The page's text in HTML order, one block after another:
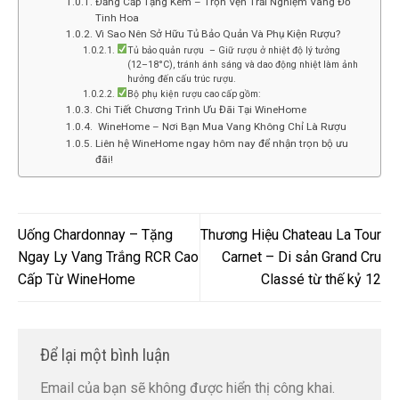
Tinh Hoa
Vì Sao Nên Sở Hữu Tủ Bảo Quản Và Phụ Kiện Rượu?
Tủ bảo quản rượu – Giữ rượu ở nhiệt độ lý tưởng
(12–18°C), tránh ánh sáng và dao động nhiệt làm ảnh
hưởng đến cấu trúc rượu.
Bộ phụ kiện rượu cao cấp gồm:
Chi Tiết Chương Trình Ưu Đãi Tại WineHome
️ WineHome – Nơi Bạn Mua Vang Không Chỉ Là Rượu
Liên hệ WineHome ngay hôm nay để nhận trọn bộ ưu
đãi!
Uống Chardonnay – Tặng
Ngay Ly Vang Trắng RCR Cao
Cấp Từ WineHome
Thương Hiệu Chateau La Tour
Carnet – Di sản Grand Cru
Classé từ thế kỷ 12
Để lại một bình luận
Email của bạn sẽ không được hiển thị công khai.